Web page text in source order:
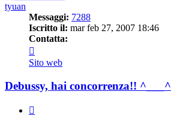
tyuan
Messaggi: 7288
Iscritto il: mar feb 27, 2007 18:46
Contatta:
tyuan
Sito web
Debussy, hai concorrenza!! ^___^